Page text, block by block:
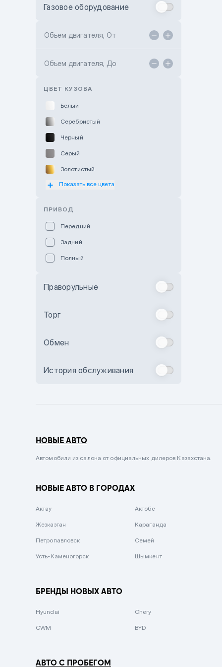
Toyota Kokshetau
Hyundai ShymCity
Газовое оборудование
Объем двигателя, От
Объем двигателя, До
ЦВЕТ КУЗОВА
Белый
Серебристый
Черный
Серый
Золотистый
Оранжевый
Бежевый
Комбинированный
Сиреневый металлик
Вишневый
Зеленый металлик
Показать все цвета
ПРИВОД
Передний
Задний
Полный
Праворульные
Торг
Обмен
История обслуживания
НОВЫЕ АВТО
Автомобили из салона от официальных дилеров Казахстана.
НОВЫЕ АВТО В ГОРОДАХ
Актау Актобе
Жезказган Караганда
Петропавловск Семей
Усть-Каменогорск Шымкент
БРЕНДЫ НОВЫХ АВТО
Hyundai Chery
GWM BYD
АВТО С ПРОБЕГОМ